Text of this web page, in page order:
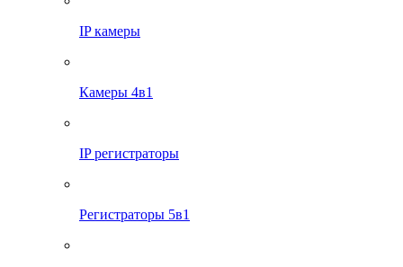
IP камеры
Камеры 4в1
IP регистраторы
Регистраторы 5в1